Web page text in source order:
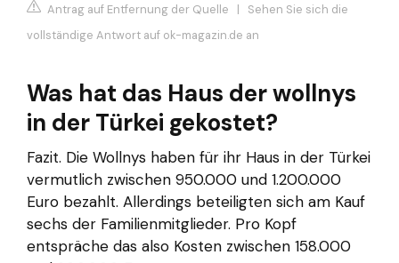
Antrag auf Entfernung der Quelle | Sehen Sie sich die
vollständige Antwort auf ok-magazin.de an
Was hat das Haus der wollnys
in der Türkei gekostet?
Fazit. Die Wollnys haben für ihr Haus in der Türkei
vermutlich zwischen 950.000 und 1.200.000
Euro bezahlt. Allerdings beteiligten sich am Kauf
sechs der Familienmitglieder. Pro Kopf
entspräche das also Kosten zwischen 158.000